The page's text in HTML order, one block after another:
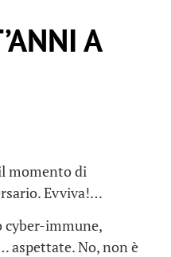
A
momento di
Evviva!…
cyber-immune,
aspettate. No, non è